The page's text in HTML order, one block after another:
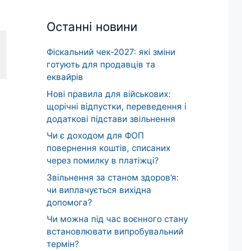
Останні новини
Фіскальний чек‑2027: які зміни
готують для продавців та
еквайрів
Нові правила для військових:
щорічні відпустки, переведення і
додаткові підстави звільнення
Чи є доходом для ФОП
повернення коштів, списаних
через помилку в платіжці?
Звільнення за станом здоров’я:
чи виплачується вихідна
допомога?
Чи можна під час воєнного стану
встановлювати випробувальний
термін?